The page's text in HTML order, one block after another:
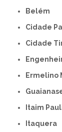
Belém
Cidade
Cidade
Itaim
Itaquera